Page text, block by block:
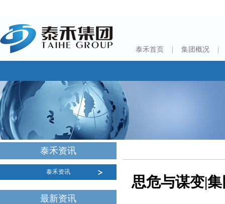
泰禾首页 集团概况
泰禾资讯
泰禾资讯
最新资讯
思危与谋变|